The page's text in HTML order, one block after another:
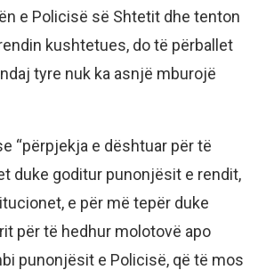
e Policisë së Shtetit dhe tenton
kushtetues, do të përballet
tyre nuk ka asnjë mburojë
“përpjekja e dështuar për të
duke goditur punonjësit e rendit,
e për më tepër duke
për të hedhur molotovë apo
punonjësit e Policisë, që të mos